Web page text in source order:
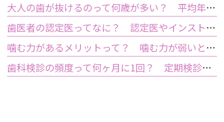
大人の歯が抜けるのって何歳が多い？ 平均年齢と原因について
歯医者の認定医ってなに？ 認定医やインストラクターの資格を持つ歯医者のメリット
噛む力があるメリットって？ 噛む力が弱いとどうなるの？
歯科検診の頻度って何ヶ月に1回？ 定期検診って何するの？